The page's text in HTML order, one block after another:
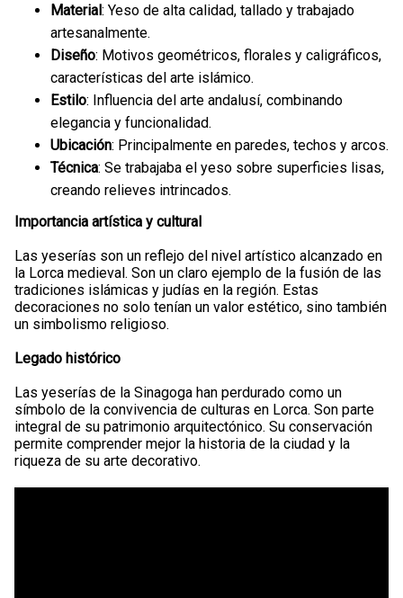
Material: Yeso de alta calidad, tallado y trabajado
artesanalmente.
Diseño: Motivos geométricos, florales y caligráficos,
características del arte islámico.
Estilo: Influencia del arte andalusí, combinando
elegancia y funcionalidad.
Ubicación: Principalmente en paredes, techos y arcos.
Técnica: Se trabajaba el yeso sobre superficies lisas,
creando relieves intrincados.
Importancia artística y cultural
Las yeserías son un reflejo del nivel artístico alcanzado en
la Lorca medieval. Son un claro ejemplo de la fusión de las
tradiciones islámicas y judías en la región. Estas
decoraciones no solo tenían un valor estético, sino también
un simbolismo religioso.
Legado histórico
Las yeserías de la Sinagoga han perdurado como un
símbolo de la convivencia de culturas en Lorca. Son parte
integral de su patrimonio arquitectónico. Su conservación
permite comprender mejor la historia de la ciudad y la
riqueza de su arte decorativo.